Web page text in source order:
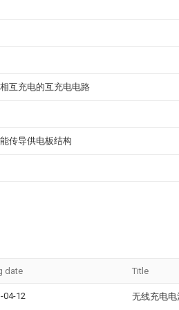
互充电的互充电电路
传导供电板结构
date Title
04-12 无线充电电